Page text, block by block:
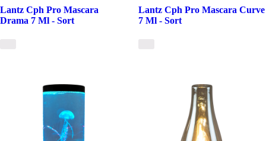
Lantz Cph Pro Mascara
Drama 7 Ml - Sort
Lantz Cph Pro Mascara Curve
7 Ml - Sort